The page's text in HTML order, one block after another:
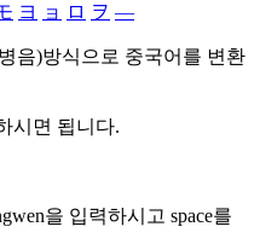
ヨ ョ ロ ヲ ―
음)방식으로 중국어를 변환
시면 됩니다.
을 입력하시고 space를